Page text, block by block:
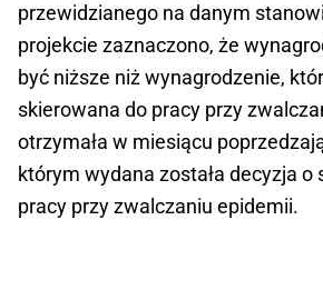
przewidzianego na danym
projekcie zaznaczono, że
być niższe niż wynagrodzenie,
skierowana do pracy przy
otrzymała w miesiącu
którym wydana została decyzja o
pracy przy zwalczaniu epidemii.